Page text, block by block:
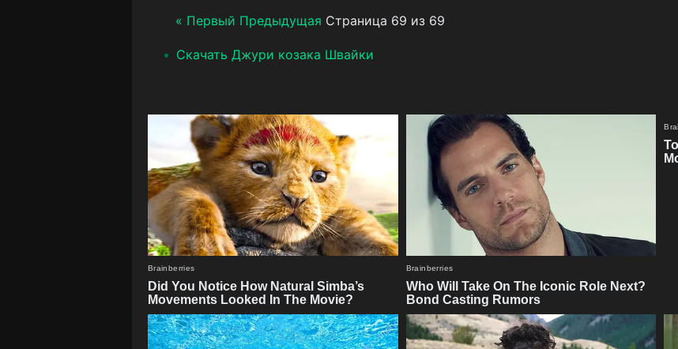
« Первый Предыдущая Страница 69 из 69
Скачать Джури козака Швайки